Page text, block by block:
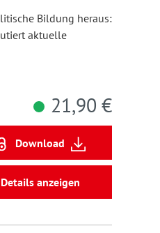
Bildung heraus:
aktuelle
21,90 €
Download
Details anzeigen